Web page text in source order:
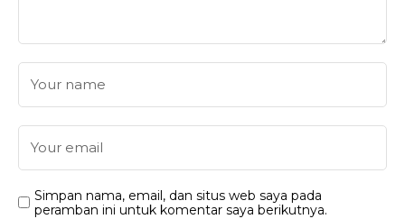
Simpan nama, email, dan situs web saya pada
peramban ini untuk komentar saya berikutnya.